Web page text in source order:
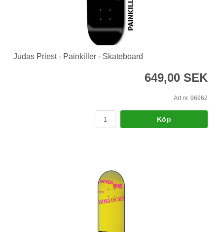
Judas Priest - Painkiller - Skateboard
649,00 SEK
Art nr. 96962
Köp